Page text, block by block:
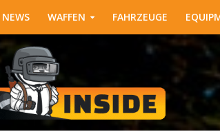
NEWS WAFFEN FAHRZEUGE